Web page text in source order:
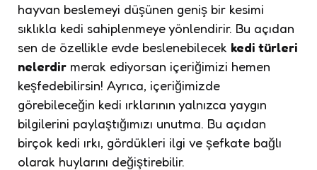
hayvan beslemeyi düşünen geniş bir kesimi
sıklıkla kedi sahiplenmeye yönlendirir. Bu açıdan
sen de özellikle evde beslenebilecek kedi türleri
nelerdir merak ediyorsan içeriğimizi hemen
keşfedebilirsin! Ayrıca, içeriğimizde
görebileceğin kedi ırklarının yalnızca yaygın
bilgilerini paylaştığımızı unutma. Bu açıdan
birçok kedi ırkı, gördükleri ilgi ve şefkate bağlı
olarak huylarını değiştirebilir.